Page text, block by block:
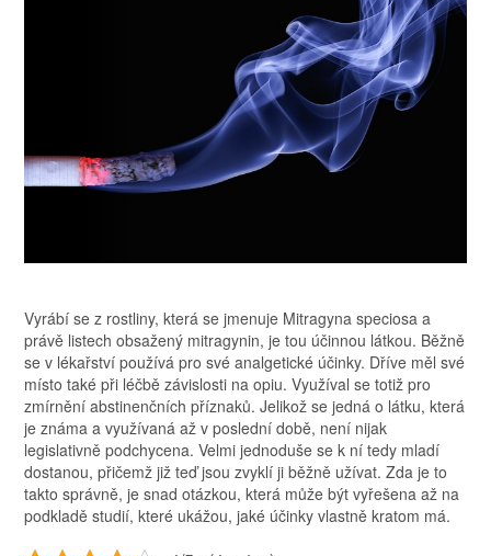
Vyrábí se z rostliny, která se jmenuje Mitragyna speciosa a
právě listech obsažený mitragynin, je tou účinnou látkou. Běžně
se v lékařství používá pro své analgetické účinky. Dříve měl své
místo také při léčbě závislosti na opiu. Využíval se totiž pro
zmírnění abstinenčních příznaků. Jelikož se jedná o látku, která
je známa a využívaná až v poslední době, není nijak
legislativně podchycena. Velmi jednoduše se k ní tedy mladí
dostanou, přičemž již teď jsou zvyklí ji běžně užívat. Zda je to
takto správně, je snad otázkou, která může být vyřešena až na
podkladě studií, které ukážou, jaké účinky vlastně kratom má.